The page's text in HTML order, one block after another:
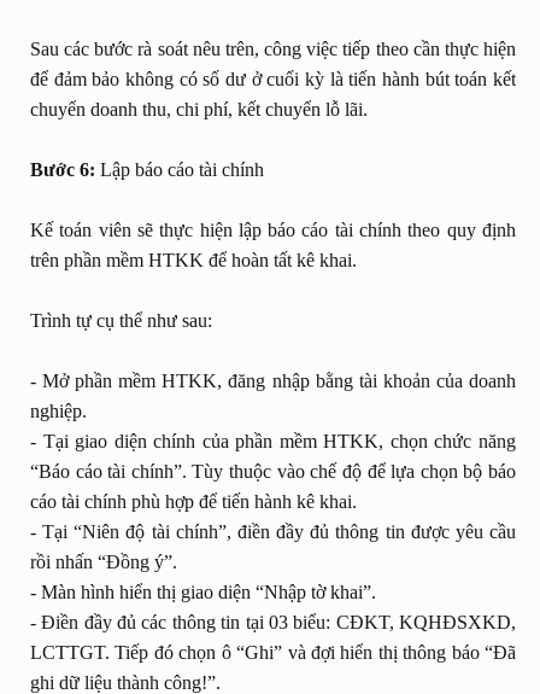
Sau các bước rà soát nêu trên, công việc tiếp theo cần thực hiện
để đảm bảo không có số dư ở cuối kỳ là tiến hành bút toán kết
chuyển doanh thu, chi phí, kết chuyển lỗ lãi.
Bước 6: Lập báo cáo tài chính
Kế toán viên sẽ thực hiện lập báo cáo tài chính theo quy định
trên phần mềm HTKK để hoàn tất kê khai.
Trình tự cụ thể như sau:
- Mở phần mềm HTKK, đăng nhập bằng tài khoản của doanh
nghiệp.
- Tại giao diện chính của phần mềm HTKK, chọn chức năng
“Báo cáo tài chính”. Tùy thuộc vào chế độ để lựa chọn bộ báo
cáo tài chính phù hợp để tiến hành kê khai.
- Tại “Niên độ tài chính”, điền đầy đủ thông tin được yêu cầu
rồi nhấn “Đồng ý”.
- Màn hình hiển thị giao diện “Nhập tờ khai”.
- Điền đầy đủ các thông tin tại 03 biểu: CĐKT, KQHĐSXKD,
LCTTGT. Tiếp đó chọn ô “Ghi” và đợi hiển thị thông báo “Đã
ghi dữ liệu thành công!”.